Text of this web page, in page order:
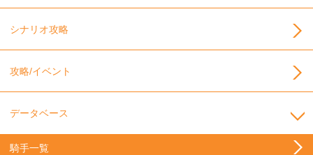
シナリオ攻略
攻略/イベント
データベース
騎手一覧